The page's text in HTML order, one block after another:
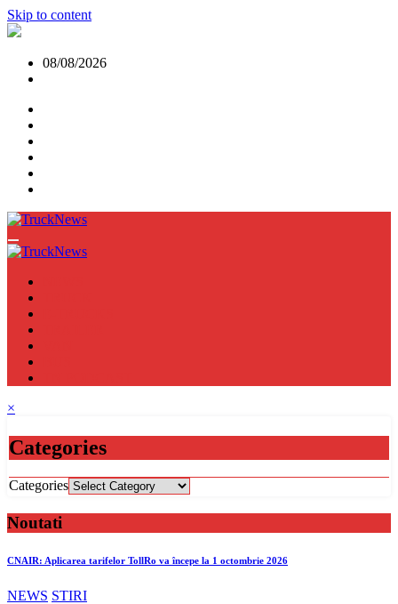
Skip to content
08/08/2026
×
Categories
Categories
Noutati
CNAIR: Aplicarea tarifelor TollRo va începe la 1 octombrie 2026
NEWS STIRI